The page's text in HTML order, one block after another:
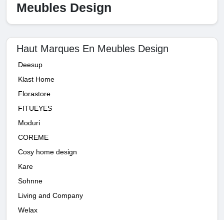
Meubles Design
Haut Marques En Meubles Design
Deesup
Klast Home
Florastore
FITUEYES
Moduri
COREME
Cosy home design
Kare
Sohnne
Living and Company
Welax